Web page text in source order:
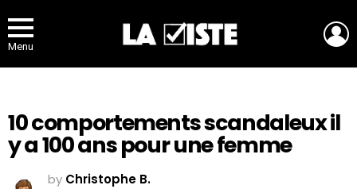
Menu
10 comportements scandaleux il
y a 100 ans pour une femme
by Christophe B.